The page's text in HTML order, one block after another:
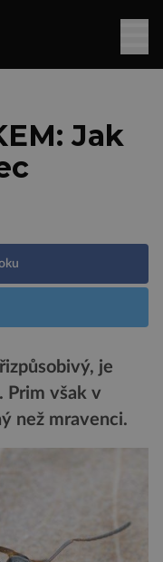
Jak
je
Prim však v
než mravenci.